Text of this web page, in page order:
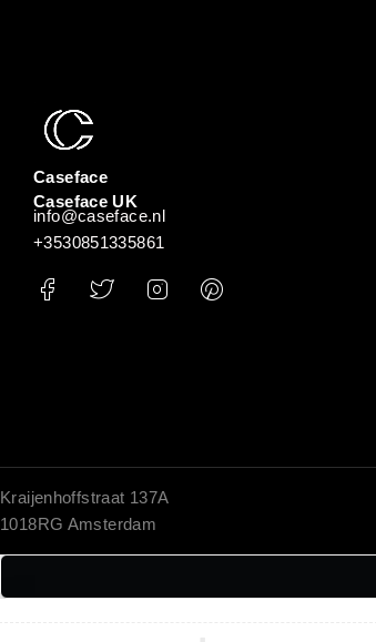
Caseface
Caseface UK
info@caseface.nl
+3530851335861
Kraijenhoffstraat 137A
1018RG Amsterdam